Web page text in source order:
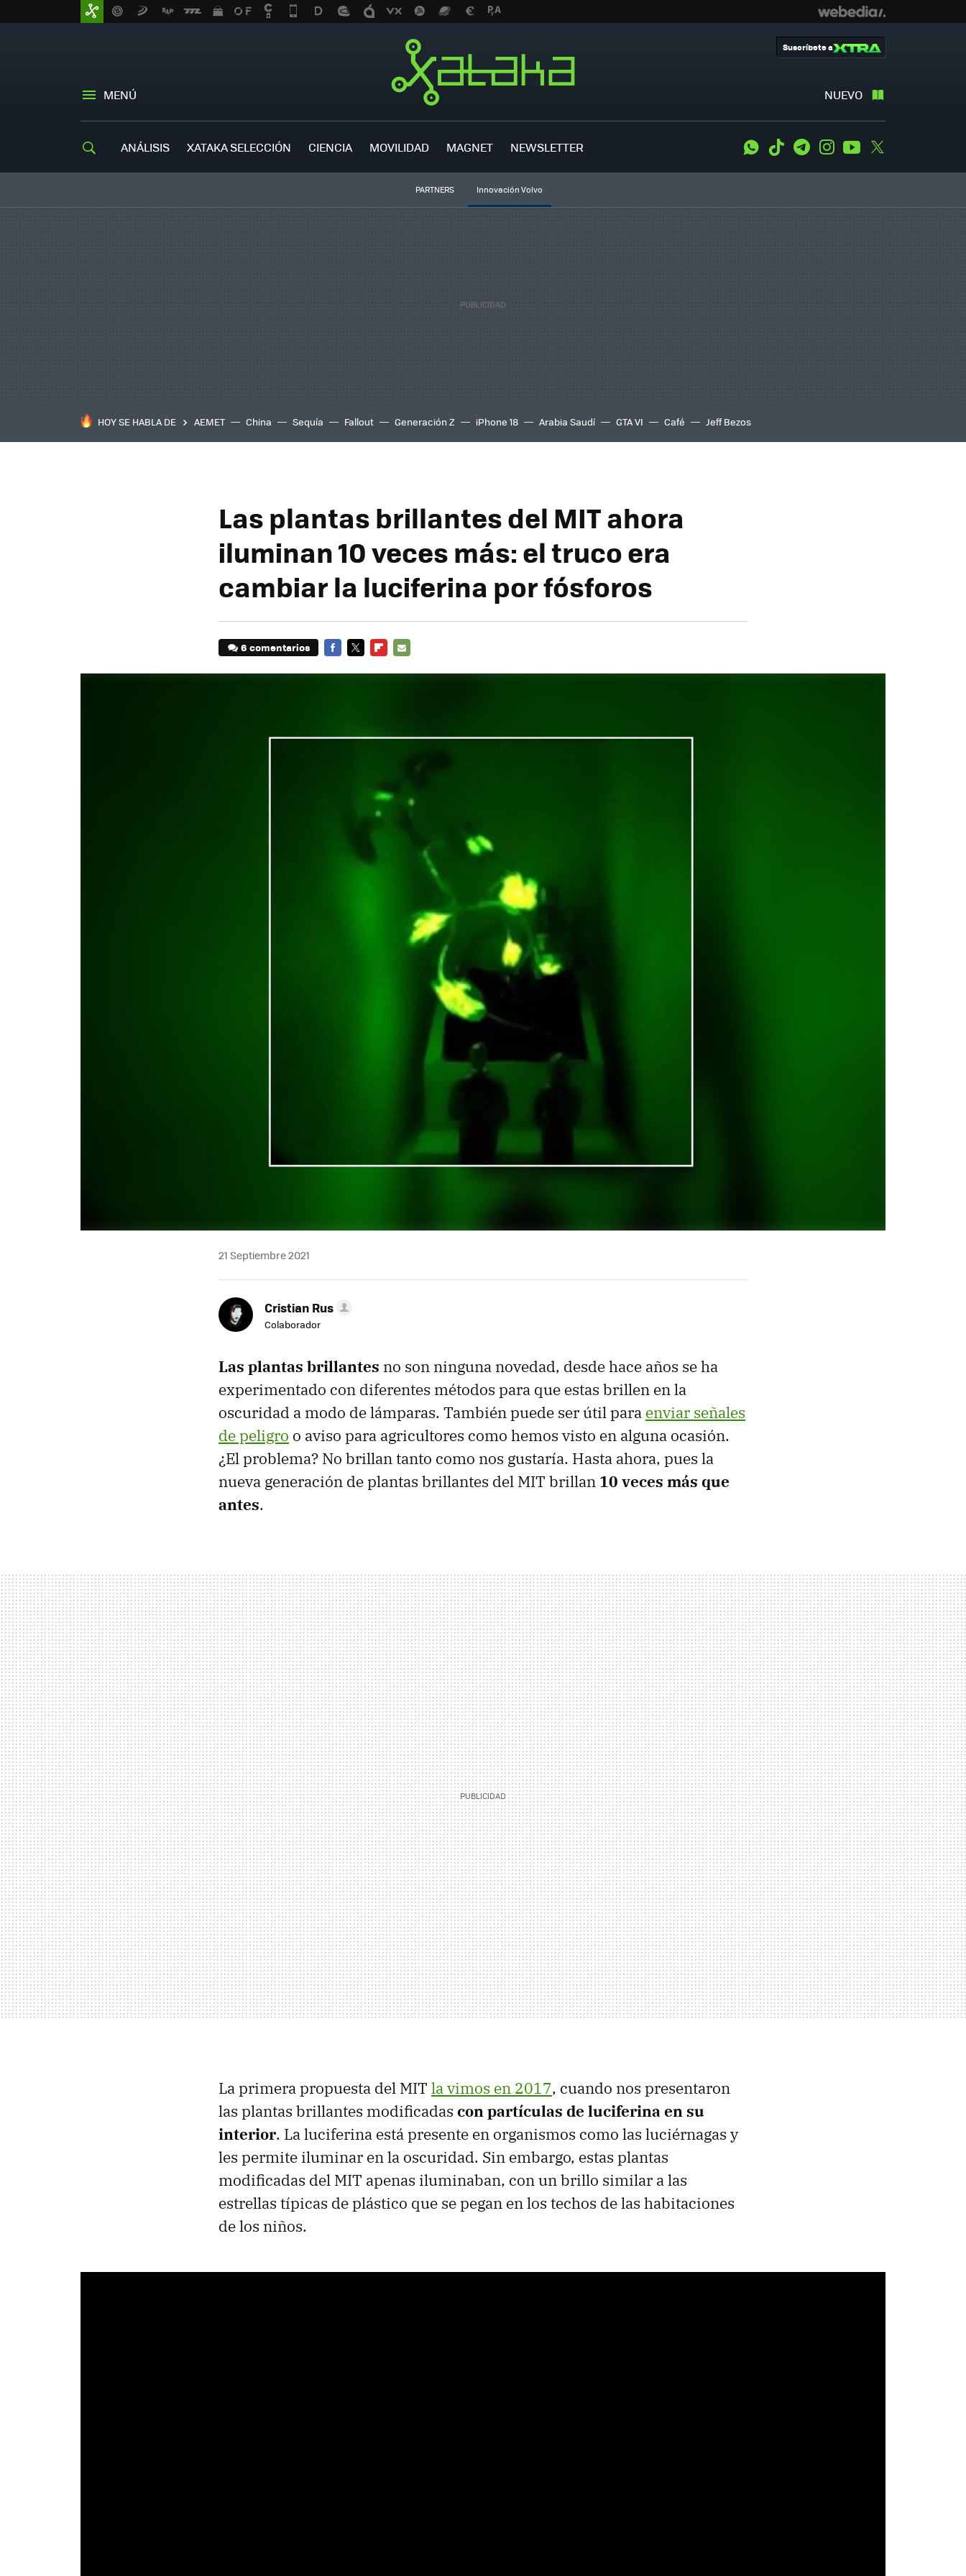
MENÚ NUEVO
Suscríbete a
ANÁLISIS XATAKA SELECCIÓN CIENCIA MOVILIDAD MAGNET NEWSLETTER WhatsApp
Tiktok TelegramInstagramYoutube
PARTNERS Innovación Volvo
HOY SE HABLA DE AEMET China Sequía Fallout Generación Z iPhone 18 Arabia Saudí GTA VI Café Jeff Bezos
Las plantas brillantes del MIT ahora
iluminan 10 veces más: el truco era
cambiar la luciferina por fósforos
6 comentarios
21 Septiembre 2021
Cristian Rus
Colaborador
Las plantas brillantes no son ninguna novedad, desde hace años se ha
experimentado con diferentes métodos para que estas brillen en la
oscuridad a modo de lámparas. También puede ser útil para enviar señales
de peligro o aviso para agricultores como hemos visto en alguna ocasión.
¿El problema? No brillan tanto como nos gustaría. Hasta ahora, pues la
nueva generación de plantas brillantes del MIT brillan 10 veces más que
antes.
La primera propuesta del MIT la vimos en 2017, cuando nos presentaron
las plantas brillantes modificadas con partículas de luciferina en su
interior. La luciferina está presente en organismos como las luciérnagas y
les permite iluminar en la oscuridad. Sin embargo, estas plantas
modificadas del MIT apenas iluminaban, con un brillo similar a las
estrellas típicas de plástico que se pegan en los techos de las habitaciones
de los niños.